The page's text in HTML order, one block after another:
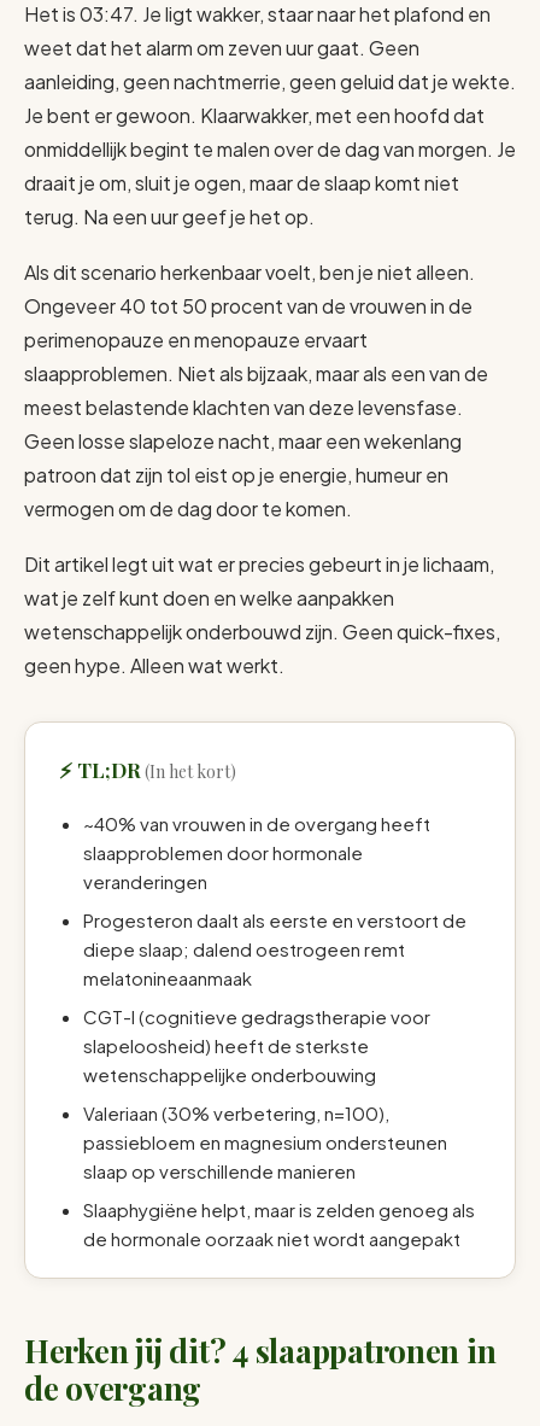
Het is 03:47. Je ligt wakker, staar naar het plafond en
weet dat het alarm om zeven uur gaat. Geen
aanleiding, geen nachtmerrie, geen geluid dat je wekte.
Je bent er gewoon. Klaarwakker, met een hoofd dat
onmiddellijk begint te malen over de dag van morgen. Je
draait je om, sluit je ogen, maar de slaap komt niet
terug. Na een uur geef je het op.
Als dit scenario herkenbaar voelt, ben je niet alleen.
Ongeveer 40 tot 50 procent van de vrouwen in de
perimenopauze en menopauze ervaart
slaapproblemen. Niet als bijzaak, maar als een van de
meest belastende klachten van deze levensfase.
Geen losse slapeloze nacht, maar een wekenlang
patroon dat zijn tol eist op je energie, humeur en
vermogen om de dag door te komen.
Dit artikel legt uit wat er precies gebeurt in je lichaam,
wat je zelf kunt doen en welke aanpakken
wetenschappelijk onderbouwd zijn. Geen quick-fixes,
geen hype. Alleen wat werkt.
TL;DR
~40% van vrouwen in de overgang heeft
slaapproblemen door hormonale
veranderingen
Progesteron daalt als eerste en verstoort de
diepe slaap; dalend oestrogeen remt
melatonineaanmaak
CGT-I (cognitieve gedragstherapie voor
slapeloosheid) heeft de sterkste
wetenschappelijke onderbouwing
Valeriaan (30% verbetering, n=100),
passiebloem en magnesium ondersteunen
slaap op verschillende manieren
Slaaphygiëne helpt, maar is zelden genoeg als
de hormonale oorzaak niet wordt aangepakt
Herken jij dit? 4 slaappatronen in
de overgang